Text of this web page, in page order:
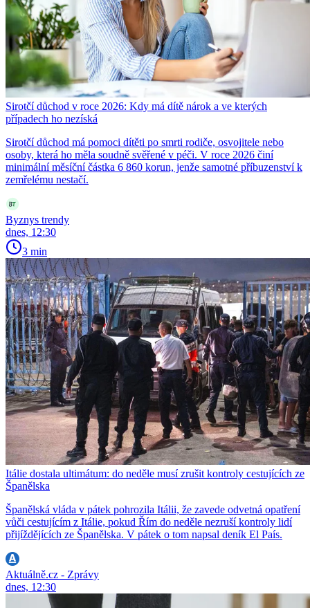
Sirotčí důchod v roce 2026: Kdy má dítě nárok a ve kterých
případech ho nezíská
Sirotčí důchod má pomoci dítěti po smrti rodiče, osvojitele nebo
osoby, která ho měla soudně svěřené v péči. V roce 2026 činí
minimální měsíční částka 6 860 korun, jenže samotné příbuzenství k
zemřelému nestačí.
Byznys trendy
dnes, 12:30
3 min
Itálie dostala ultimátum: do neděle musí zrušit kontroly cestujících ze
Španělska
Španělská vláda v pátek pohrozila Itálii, že zavede odvetná opatření
vůči cestujícím z Itálie, pokud Řím do neděle nezruší kontroly lidí
přijíždějících ze Španělska. V pátek o tom napsal deník El País.
Aktuálně.cz - Zprávy
dnes, 12:30